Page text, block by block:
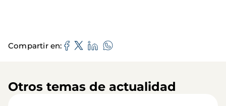
Compartir en
Otros temas de actualidad